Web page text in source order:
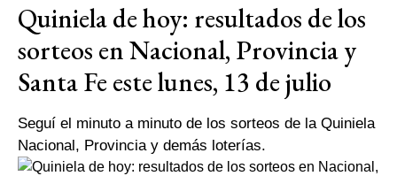
Quiniela de hoy: resultados de los
sorteos en Nacional, Provincia y
Santa Fe este lunes, 13 de julio
Seguí el minuto a minuto de los sorteos de la Quiniela
Nacional, Provincia y demás loterías.